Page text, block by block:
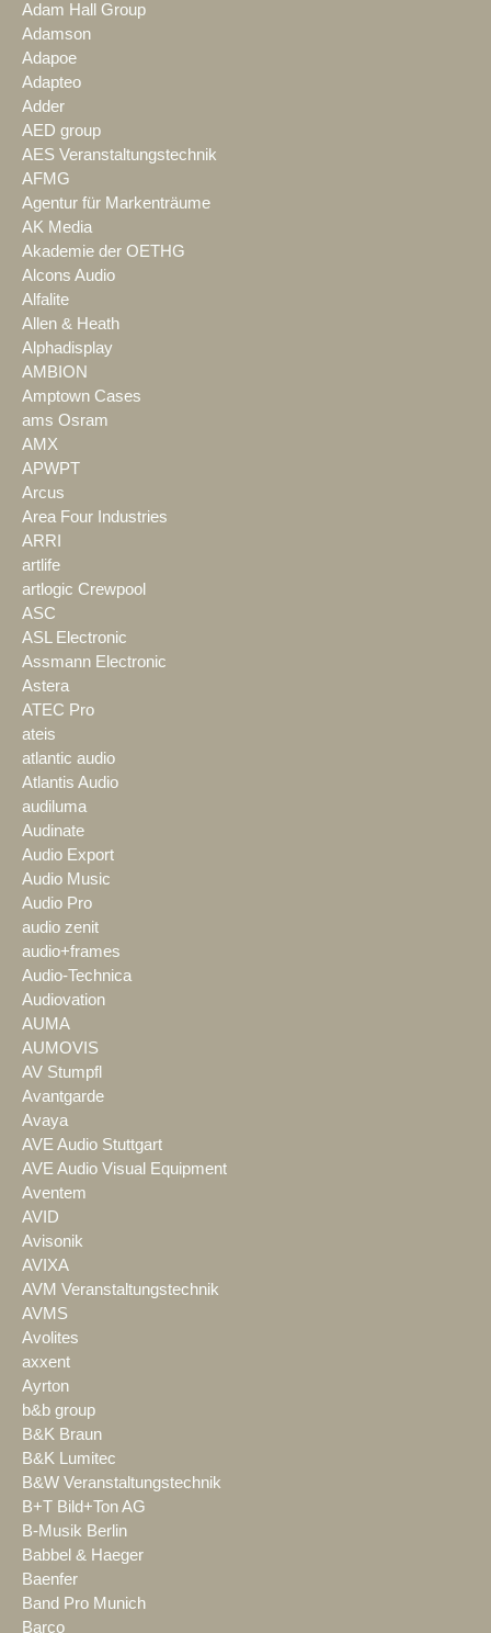
Adam Hall Group
Adamson
Adapoe
Adapteo
Adder
AED group
AES Veranstaltungstechnik
AFMG
Agentur für Markenträume
AK Media
Akademie der OETHG
Alcons Audio
Alfalite
Allen & Heath
Alphadisplay
AMBION
Amptown Cases
ams Osram
AMX
APWPT
Arcus
Area Four Industries
ARRI
artlife
artlogic Crewpool
ASC
ASL Electronic
Assmann Electronic
Astera
ATEC Pro
ateis
atlantic audio
Atlantis Audio
audiluma
Audinate
Audio Export
Audio Music
Audio Pro
audio zenit
audio+frames
Audio-Technica
Audiovation
AUMA
AUMOVIS
AV Stumpfl
Avantgarde
Avaya
AVE Audio Stuttgart
AVE Audio Visual Equipment
Aventem
AVID
Avisonik
AVIXA
AVM Veranstaltungstechnik
AVMS
Avolites
axxent
Ayrton
b&b group
B&K Braun
B&K Lumitec
B&W Veranstaltungstechnik
B+T Bild+Ton AG
B-Musik Berlin
Babbel & Haeger
Baenfer
Band Pro Munich
Barco